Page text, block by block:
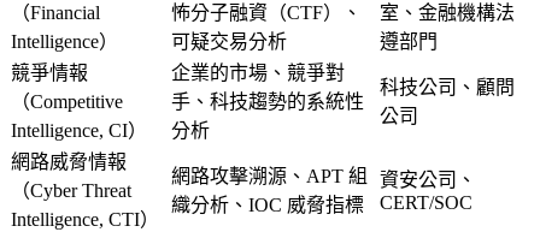
（Financial
Intelligence）
怖分子融資（CTF）、
可疑交易分析
室、金融機構法
遵部門
競爭情報
（Competitive
Intelligence, CI）
企業的市場、競爭對
手、科技趨勢的系統性
分析
科技公司、顧問
公司
網路威脅情報
（Cyber Threat
Intelligence, CTI）
網路攻擊溯源、APT 組
織分析、IOC 威脅指標
資安公司、
CERT/SOC